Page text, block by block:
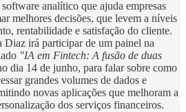
analítico que ajuda empresas
melhores decisões, que levem a níveis
rentabilidade e satisfação do cliente.
Diaz irá participar de um painel na
"IA em Fintech: A fusão de duas
dia 14 de junho, para falar sobre como
grandes volumes de dados e
novas aplicações que melhoram a
dos serviços financeiros.